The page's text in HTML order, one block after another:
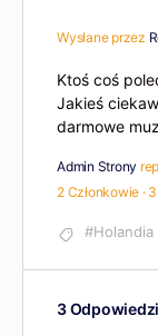
Wysłane przez
Ktoś coś
Jakieś
darmowe
Admin Strony
2 Członkowie ·
#Holandia
3 Odpowiedzi